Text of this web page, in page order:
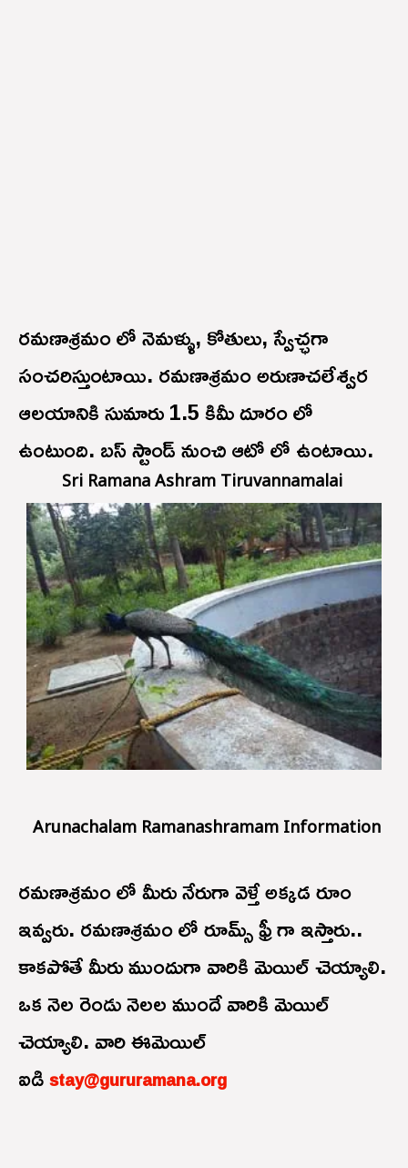
రమణాశ్రమం లో నెమళ్ళు, కోతులు, స్వేచ్ఛగా
సంచరిస్తుంటాయి. రమణాశ్రమం అరుణాచలేశ్వర
ఆలయానికి సుమారు 1.5 కిమీ దూరం లో
ఉంటుంది. బస్ స్టాండ్ నుంచి ఆటో లో ఉంటాయి.
Sri Ramana Ashram Tiruvannamalai
Arunachalam Ramanashramam Information
రమణాశ్రమం లో మీరు నేరుగా వెళ్తే అక్కడ రూం
ఇవ్వరు. రమణాశ్రమం లో రూమ్స్ ఫ్రీ గా ఇస్తారు..
కాకపోతే మీరు ముందుగా వారికి మెయిల్ చెయ్యాలి.
ఒక నెల రెండు నెలల ముందే వారికి మెయిల్
చెయ్యాలి. వారి ఈమెయిల్
ఐడిstay@gururamana.org